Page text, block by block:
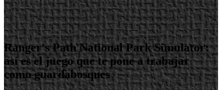
Ranger's Path National Park Simulator:
así es el juego que te pone a trabajar
como guardabosques